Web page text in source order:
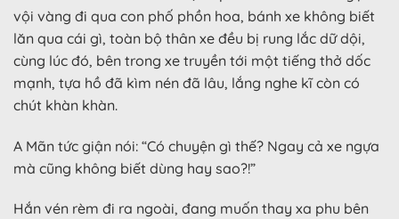
vội vàng đi qua con phố phồn hoa, bánh xe không biết
lăn qua cái gì, toàn bộ thân xe đều bị rung lắc dữ dội,
cùng lúc đó, bên trong xe truyền tới một tiếng thở dốc
mạnh, tựa hồ đã kìm nén đã lâu, lắng nghe kĩ còn có
chút khàn khàn.
A Mãn tức giận nói: “Có chuyện gì thế? Ngay cả xe ngựa
mà cũng không biết dùng hay sao?!”
Hắn vén rèm đi ra ngoài, đang muốn thay xa phu bên